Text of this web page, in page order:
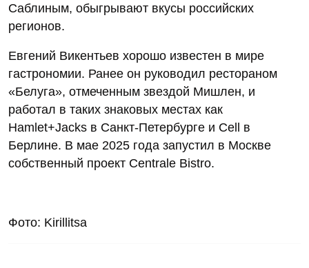
Саблиным, обыгрывают вкусы российских
регионов.
Евгений Викентьев хорошо известен в мире
гастрономии. Ранее он руководил рестораном
«Белуга», отмеченным звездой Мишлен, и
работал в таких знаковых местах как
Hamlet+Jacks в Санкт-Петербурге и Cell в
Берлине. В мае 2025 года запустил в Москве
собственный проект Centrale Bistro.
Фото: Kirillitsa